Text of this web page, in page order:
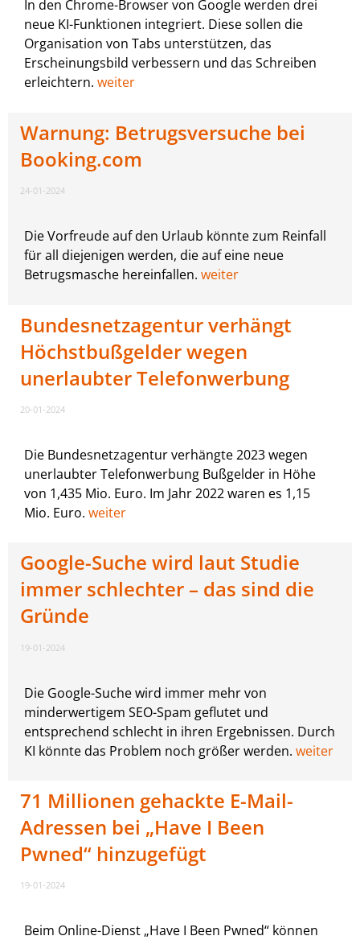
In den Chrome-Browser von Google werden drei
neue KI-Funktionen integriert. Diese sollen die
Organisation von Tabs unterstützen, das
Erscheinungsbild verbessern und das Schreiben
erleichtern. weiter
Warnung: Betrugsversuche bei
Booking.com
24-01-2024
Die Vorfreude auf den Urlaub könnte zum Reinfall
für all diejenigen werden, die auf eine neue
Betrugsmasche hereinfallen. weiter
Bundesnetzagentur verhängt
Höchstbußgelder wegen
unerlaubter Telefonwerbung
20-01-2024
Die Bundesnetzagentur verhängte 2023 wegen
unerlaubter Telefonwerbung Bußgelder in Höhe
von 1,435 Mio. Euro. Im Jahr 2022 waren es 1,15
Mio. Euro. weiter
Google-Suche wird laut Studie
immer schlechter – das sind die
Gründe
19-01-2024
Die Google-Suche wird immer mehr von
minderwertigem SEO-Spam geflutet und
entsprechend schlecht in ihren Ergebnissen. Durch
KI könnte das Problem noch größer werden. weiter
71 Millionen gehackte E-Mail-
Adressen bei „Have I Been
Pwned“ hinzugefügt
19-01-2024
Beim Online-Dienst „Have I Been Pwned“ können